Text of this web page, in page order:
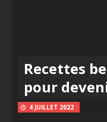
Recettes
pour
4 JUILLET 2022